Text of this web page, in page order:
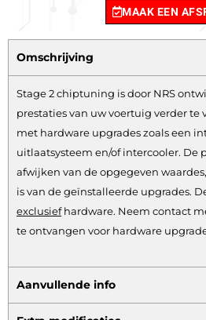
MAAK EEN
Omschrijving
Stage 2 chiptuning is door NRS
prestaties van uw voertuig verder
met hardware upgrades zoals een
uitlaatsysteem en/of intercooler. De
afwijken van de opgegeven
is van de geïnstalleerde upgrades.
exclusiefhardware. Neem contact
te ontvangen voor hardware
Aanvullende info